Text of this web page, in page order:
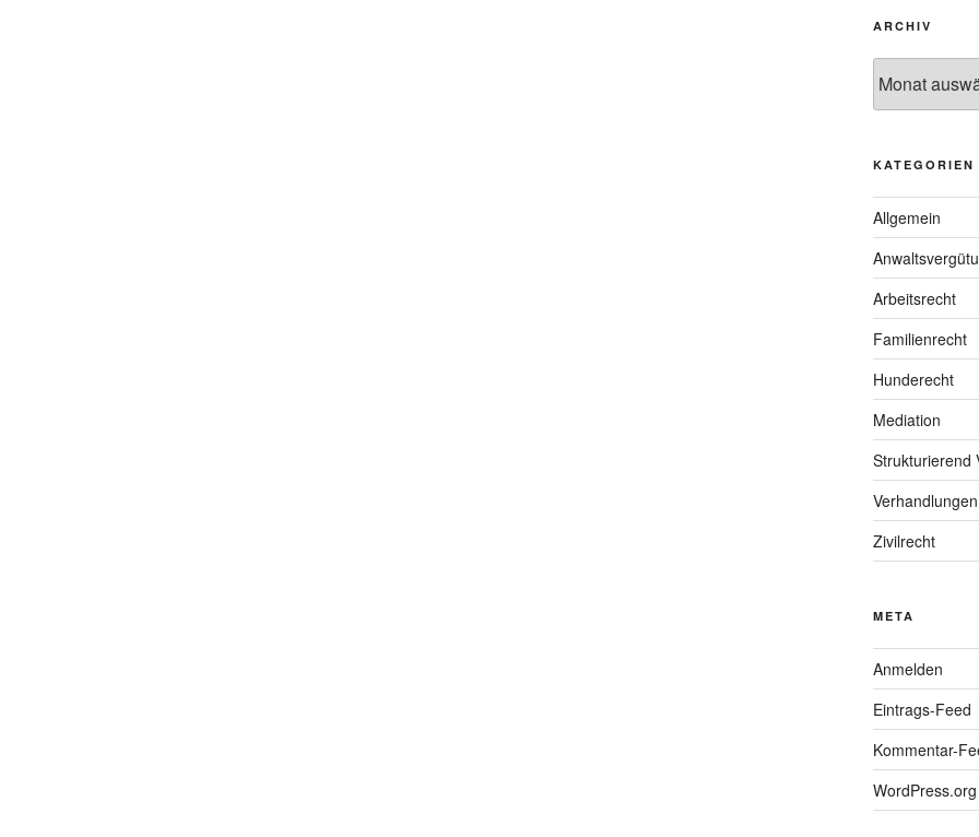
ARCHIV
KATEGORIEN
Allgemein
Arbeitsrecht
Familienrecht
Hunderecht
Mediation
Strukturierend
Verhandlungen
Zivilrecht
META
Anmelden
Eintrags-Feed
Kommentar-
WordPress.org